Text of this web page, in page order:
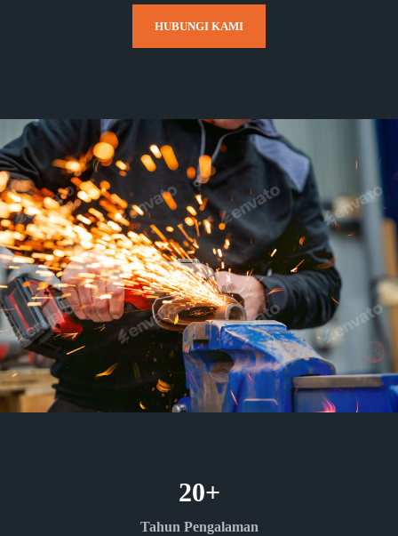
HUBUNGI KAMI
Tahun Pengalaman
20+